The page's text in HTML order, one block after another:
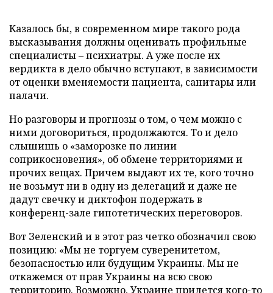
Казалось бы, в современном мире такого рода
высказывания должны оценивать профильные
специалисты – психиатры. А уже после их
вердикта в дело обычно вступают, в зависимости
от оценки вменяемости пациента, санитары или
палачи.
Но разговоры и прогнозы о том, о чем можно с
ними договориться, продолжаются. То и дело
слышишь о «заморозке по линии
соприкосновения», об обмене территориями и
прочих вещах. Причем выдают их те, кого точно
не возьмут ни в одну из делегаций и даже не
дадут свечку и диктофон подержать в
конференц-зале гипотетических переговоров.
Вот Зеленский и в этот раз четко обозначил свою
позицию: «Мы не торгуем суверенитетом,
безопасностью или будущим Украины. Мы не
откажемся от прав Украины на всю свою
территорию. Возможно, Украине придется кого-то